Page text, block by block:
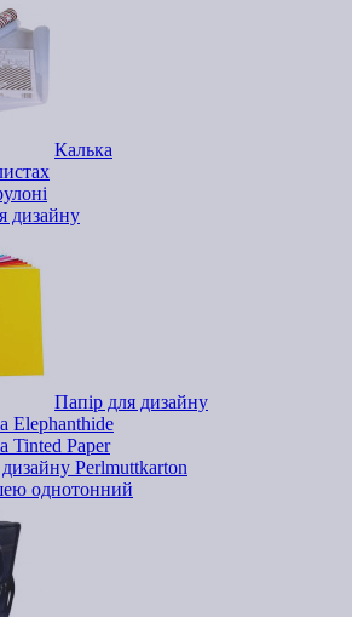
Калька
дизайну
Папір для дизайну
Elephanthide
Tinted Paper
Perlmuttkarton
однотонний